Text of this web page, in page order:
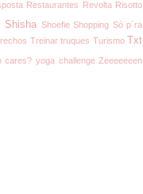
Restaurantes Revolta Risotto
Shisha Shoefie Shopping Só p´ra
Treinar truques Turismo Txt
cares? yoga challenge Zeeeeeeen